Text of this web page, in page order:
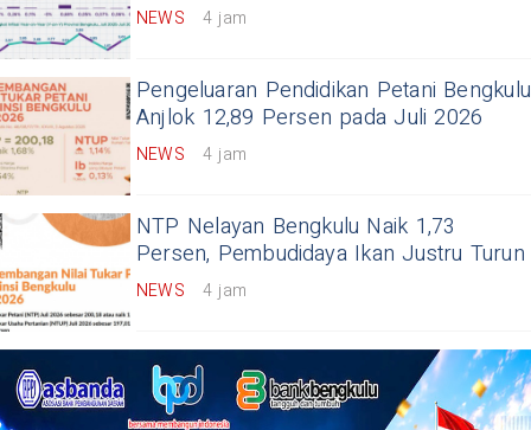
NEWS 4 jam
Pengeluaran Pendidikan Petani Bengkulu
Anjlok 12,89 Persen pada Juli 2026
NEWS 4 jam
NTP Nelayan Bengkulu Naik 1,73
Persen, Pembudidaya Ikan Justru Turun
NEWS 4 jam